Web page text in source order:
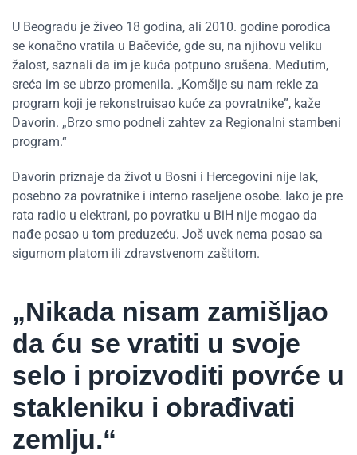
U Beogradu je živeo 18 godina, ali 2010. godine porodica
se konačno vratila u Bačeviće, gde su, na njihovu veliku
žalost, saznali da im je kuća potpuno srušena. Međutim,
sreća im se ubrzo promenila. „Komšije su nam rekle za
program koji je rekonstruisao kuće za povratnike”, kaže
Davorin. „Brzo smo podneli zahtev za Regionalni stambeni
program.“
Davorin priznaje da život u Bosni i Hercegovini nije lak,
posebno za povratnike i interno raseljene osobe. Iako je pre
rata radio u elektrani, po povratku u BiH nije mogao da
nađe posao u tom preduzeću. Još uvek nema posao sa
sigurnom platom ili zdravstvenom zaštitom.
„Nikada nisam zamišljao
da ću se vratiti u svoje
selo i proizvoditi povrće u
stakleniku i obrađivati
zemlju.“